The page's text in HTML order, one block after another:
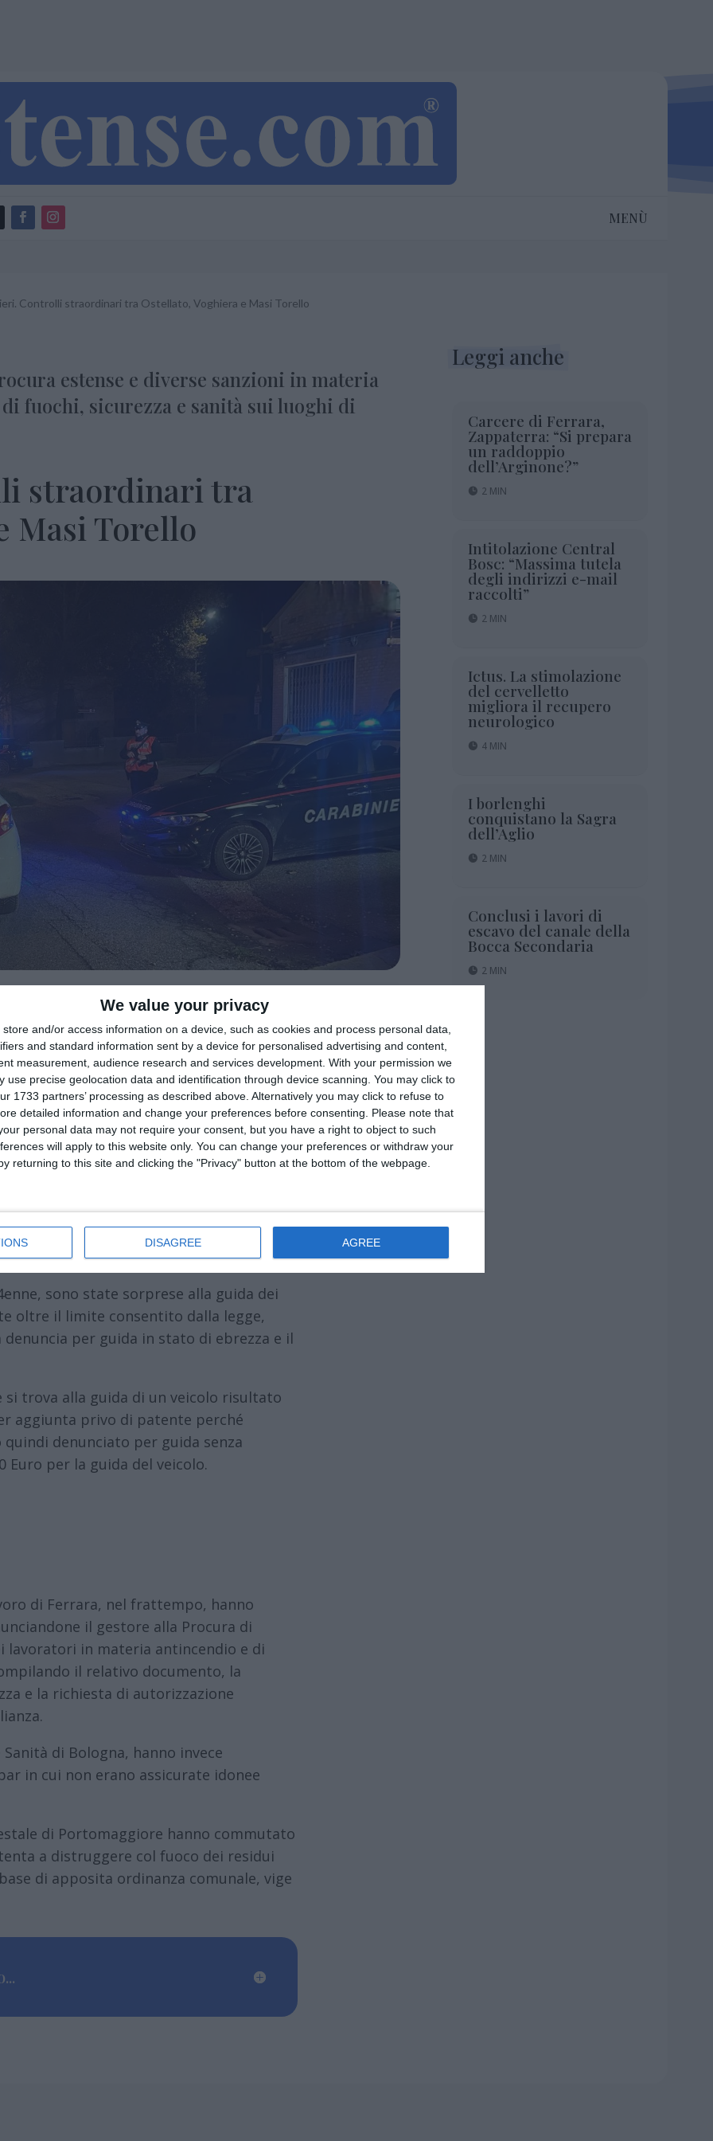
We value your privacy
store and/or access information on a device, such as cookies and process personal data,
and standard information sent by a device for personalised advertising and content,
measurement, audience research and services development. With your permission we
use precise geolocation data and identification through device scanning. You may click to
1733 partners’ processing as described above. Alternatively you may click to refuse to
detailed information and change your preferences before consenting.
Please note that
personal data may not require your consent, but you have a right to object to such
will apply to this website only. You can change your preferences or withdraw your
returning to this site and clicking the "Privacy" button at the bottom of the webpage.
DISAGREE AGREE
MENÙ
Controlli straordinari tra Ostellato, Voghiera e Masi Torello
estense e diverse sanzioni in materia
fuochi, sicurezza e sanità sui luoghi di
straordinari tra
Masi Torello
Leggi anche
Carcere di Ferrara,
Zappaterra: “Si prepara
un raddoppio
dell’Arginone?”
2 MIN
Intitolazione Central
Bosc: “Massima tutela
degli indirizzi e-mail
raccolti”
2 MIN
Ictus. La stimolazione
del cervelletto
migliora il recupero
neurologico
4 MIN
I borlenghi
conquistano la Sagra
dell’Aglio
2 MIN
Conclusi i lavori di
escavo del canale della
Bocca Secondaria
2 MIN
di Portomaggiore hanno messo in
servizio straordinario di controllo del
Voghiera e Masi Torello, sia per
i furti nelle abitazioni.
e 30 i veicoli controllati, a questo si
estense e diverse sanzioni in materia
e sanità sui luoghi di lavoro.
sono state sorprese alla guida dei
oltre il limite consentito dalla legge,
per guida in stato di ebrezza e il
trova alla guida di un veicolo risultato
aggiunta privo di patente perché
quindi denunciato per guida senza
Euro per la guida del veicolo.
di Ferrara, nel frattempo, hanno
il gestore alla Procura di
lavoratori in materia antincendio e di
il relativo documento, la
e la richiesta di autorizzazione
di Bologna, hanno invece
in cui non erano assicurate idonee
di Portomaggiore hanno commutato
a distruggere col fuoco dei residui
di apposita ordinanza comunale, vige